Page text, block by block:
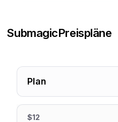
SubmagicPreispläne
Plan
$12